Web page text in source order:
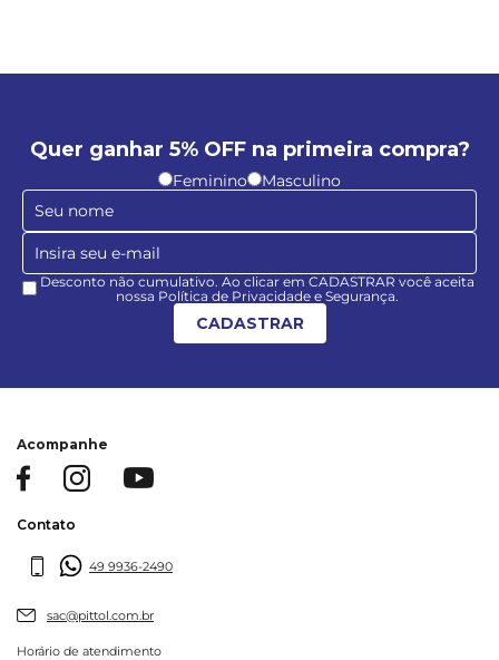
Quer ganhar 5% OFF na primeira compra?
Feminino Masculino
Desconto não cumulativo. Ao clicar em CADASTRAR você aceita
nossa Política de Privacidade e Segurança.
CADASTRAR
Acompanhe
Contato
49 9936-2490
sac@pittol.com.br
Horário de atendimento